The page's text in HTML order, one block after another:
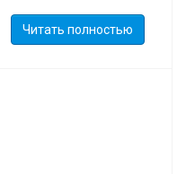
таким вещами, как
но еще многое нужно
с IP-
платформ.
Читать полностью